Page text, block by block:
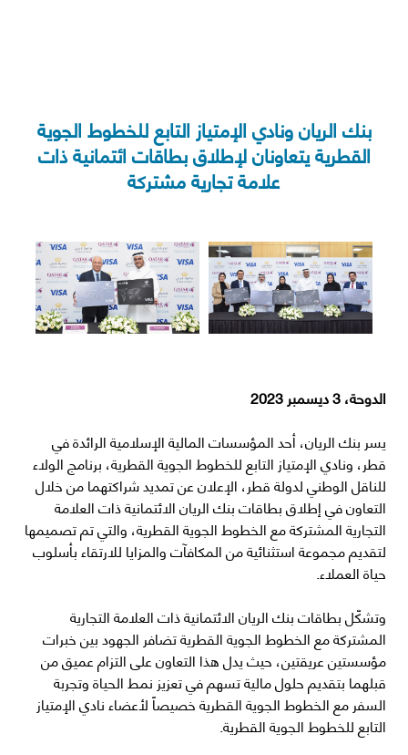
SavingVideo TutorialsAlRayan CorpNetAlRayan GoSitemapبنك الريان ونادي الإمتياز التابع للخطوط الجوية
القطرية يتعاونان لإطلاق بطاقات ائتمانية ذات
علامة تجارية مشتركة
الدوحة، 3 ديسمبر 2023
يسر بنك الريان، أحد المؤسسات المالية الإسلامية الرائدة في
قطر، ونادي الإمتياز التابع للخطوط الجوية القطرية، برنامج الولاء
للناقل الوطني لدولة قطر، الإعلان عن تمديد شراكتهما من خلال
التعاون في إطلاق بطاقات بنك الريان الائتمانية ذات العلامة
التجارية المشتركة مع الخطوط الجوية القطرية، والتي تم تصميمها
لتقديم مجموعة استثنائية من المكافآت والمزايا للارتقاء بأسلوب
حياة العملاء.
وتشكّل بطاقات بنك الريان الائتمانية ذات العلامة التجارية
المشتركة مع الخطوط الجوية القطرية تضافر الجهود بين خبرات
مؤسستين عريقتين، حيث يدل هذا التعاون على التزام عميق من
قبلهما بتقديم حلول مالية تسهم في تعزيز نمط الحياة وتجربة
السفر مع الخطوط الجوية القطرية خصيصاً لأعضاء نادي الإمتياز
التابع للخطوط الجوية القطرية.